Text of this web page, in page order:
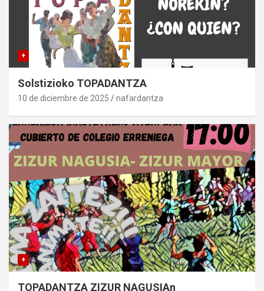
+
Solstizioko TOPADANTZA
10 de diciembre de 2025 nafardantza
+
TOPADANTZA ZIZUR NAGUSIAn